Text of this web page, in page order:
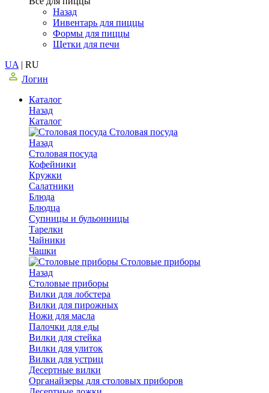
Назад
Инвентарь для пиццы
Формы для пиццы
Щетки для печи
UA | RU
Логин
Каталог
Назад
Каталог
Столовая посуда
Назад
Столовая посуда
Кофейники
Кружки
Салатники
Блюда
Блюдца
Супницы и бульонницы
Тарелки
Чайники
Чашки
Cтоловые приборы
Назад
Cтоловые приборы
Вилки для лобстера
Вилки для пирожных
Ножи для масла
Палочки для еды
Вилки для стейка
Вилки для улиток
Вилки для устриц
Десертные вилки
Органайзеры для столовых приборов